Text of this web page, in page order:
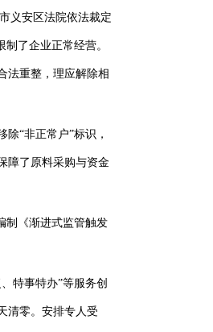
义安区法院依法裁定
了企业正常经营。
法重整，理应解除相
“非正常户”标识，
障了原料采购与资金
《渐进式监管触发
特事特办”等服务创
清零。安排专人受